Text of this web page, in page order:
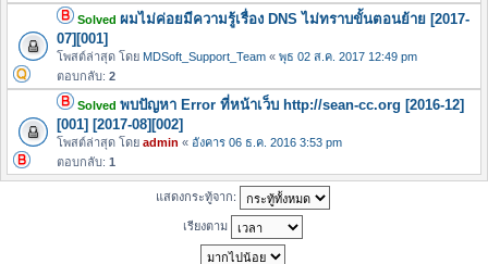
Solved ผมไม่ค่อยมีความรู้เรื่อง DNS ไม่ทราบขั้นตอนย้าย [2017-
07][001]
โพสต์ล่าสุด โดย MDSoft_Support_Team « พุธ 02 ส.ค. 2017 12:49 pm
ตอบกลับ: 2
Solved พบปัญหา Error ที่หน้าเว็บ http://sean-cc.org [2016-12]
[001] [2017-08][002]
โพสต์ล่าสุด โดย admin « อังคาร 06 ธ.ค. 2016 3:53 pm
ตอบกลับ: 1
แสดงกระทู้จาก:
เรียงตาม